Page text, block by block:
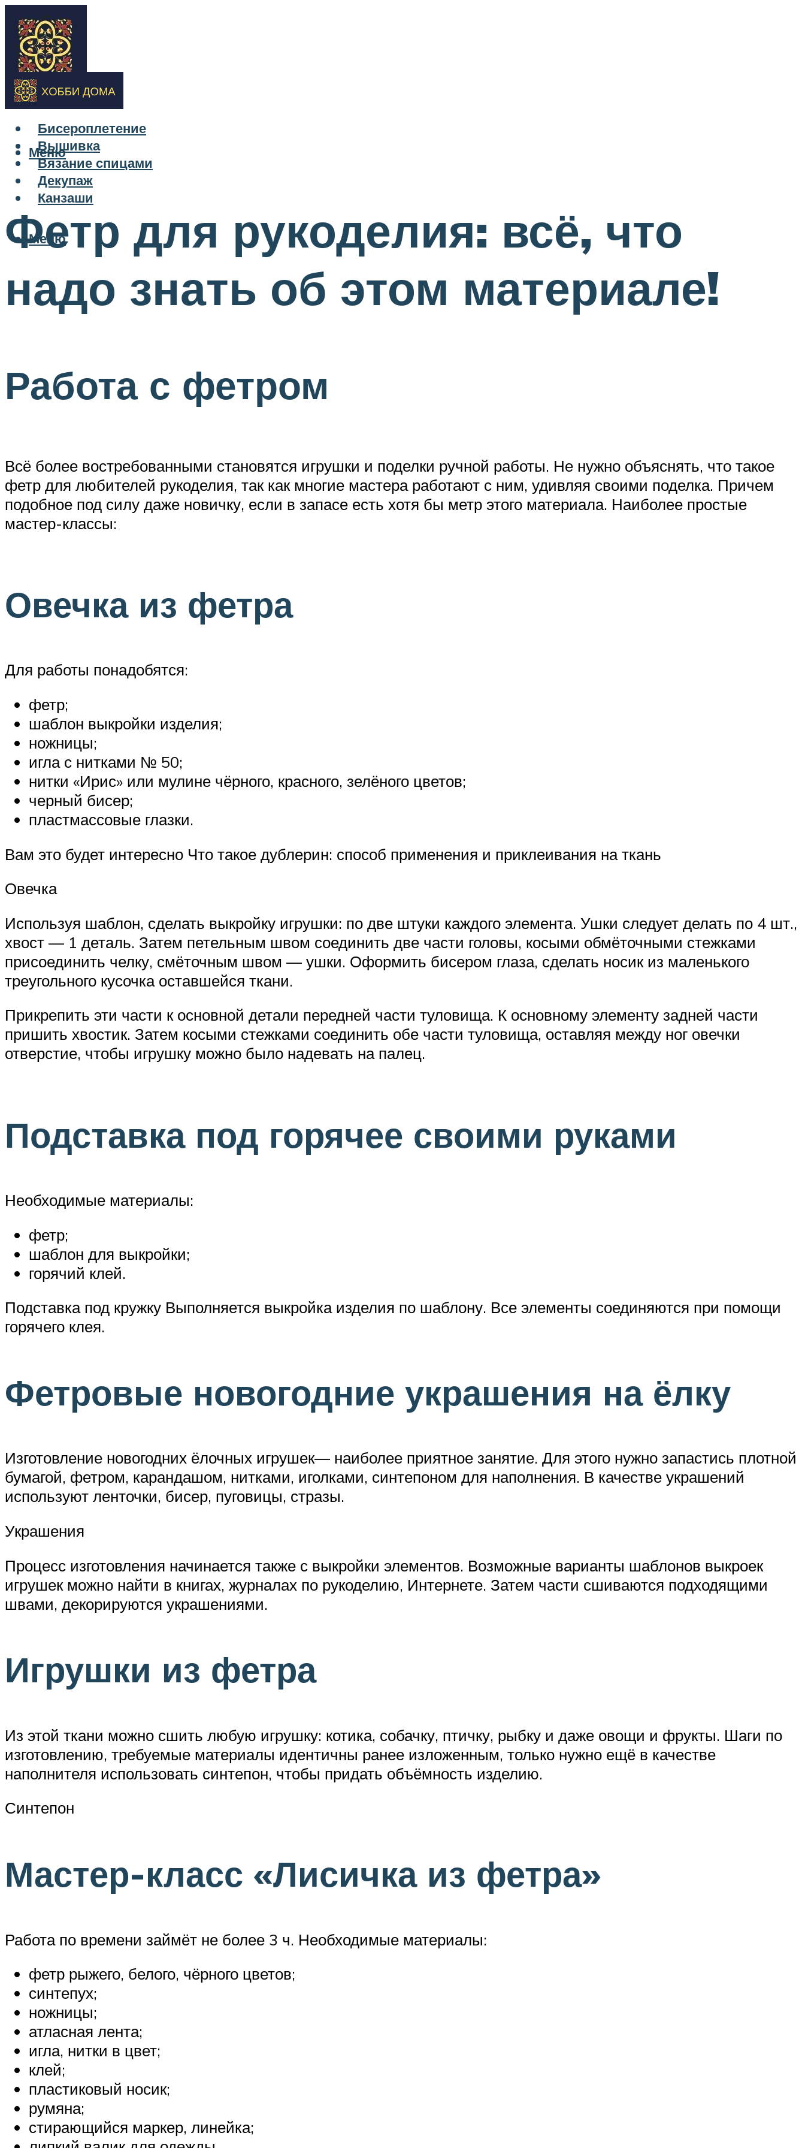
Бисероплетение
Вышивка
Вязание спицами
Декупаж
Канзаши
Меню
Меню
Фетр для рукоделия: всё, что
надо знать об этом материале!
Работа с фетром
Всё более востребованными становятся игрушки и поделки ручной работы. Не нужно объяснять, что такое
фетр для любителей рукоделия, так как многие мастера работают с ним, удивляя своими поделка. Причем
подобное под силу даже новичку, если в запасе есть хотя бы метр этого материала. Наиболее простые
мастер-классы:
Овечка из фетра
Для работы понадобятся:
фетр;
шаблон выкройки изделия;
ножницы;
игла с нитками № 50;
нитки «Ирис» или мулине чёрного, красного, зелёного цветов;
черный бисер;
пластмассовые глазки.
Вам это будет интересно Что такое дублерин: способ применения и приклеивания на ткань
Овечка
Используя шаблон, сделать выкройку игрушки: по две штуки каждого элемента. Ушки следует делать по 4 шт.,
хвост — 1 деталь. Затем петельным швом соединить две части головы, косыми обмёточными стежками
присоединить челку, смёточным швом — ушки. Оформить бисером глаза, сделать носик из маленького
треугольного кусочка оставшейся ткани.
Прикрепить эти части к основной детали передней части туловища. К основному элементу задней части
пришить хвостик. Затем косыми стежками соединить обе части туловища, оставляя между ног овечки
отверстие, чтобы игрушку можно было надевать на палец.
Подставка под горячее своими руками
Необходимые материалы:
фетр;
шаблон для выкройки;
горячий клей.
Подставка под кружку Выполняется выкройка изделия по шаблону. Все элементы соединяются при помощи
горячего клея.
Фетровые новогодние украшения на ёлку
Изготовление новогодних ёлочных игрушек— наиболее приятное занятие. Для этого нужно запастись плотной
бумагой, фетром, карандашом, нитками, иголками, синтепоном для наполнения. В качестве украшений
используют ленточки, бисер, пуговицы, стразы.
Украшения
Процесс изготовления начинается также с выкройки элементов. Возможные варианты шаблонов выкроек
игрушек можно найти в книгах, журналах по рукоделию, Интернете. Затем части сшиваются подходящими
швами, декорируются украшениями.
Игрушки из фетра
Из этой ткани можно сшить любую игрушку: котика, собачку, птичку, рыбку и даже овощи и фрукты. Шаги по
изготовлению, требуемые материалы идентичны ранее изложенным, только нужно ещё в качестве
наполнителя использовать синтепон, чтобы придать объёмность изделию.
Синтепон
Мастер-класс «Лисичка из фетра»
Работа по времени займёт не более 3 ч. Необходимые материалы:
фетр рыжего, белого, чёрного цветов;
синтепух;
ножницы;
атласная лента;
игла, нитки в цвет;
клей;
пластиковый носик;
румяна;
стирающийся маркер, линейка;